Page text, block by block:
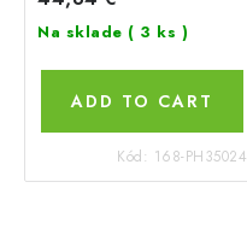
Na sklade ( 3 ks )
ADD TO CART
Kód: 168-PH35024